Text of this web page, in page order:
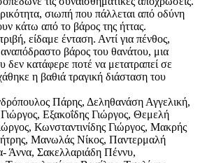
σιωπή που πάλλεται από οδύνη
κάτω από το βάρος της ήττας.
είδαμε ένταση. Αντί για πένθος,
βάρος του θανάτου, μια
δεν κατάφερε ποτέ να μετατραπεί σε
η βαθιά τραγική διάσταση του
Πάρης, Δεληθανάση Αγγελική,
Εξακοΐδης Γιώργος, Θεμελή
Κωνσταντινίδης Γιώργος, Μακρής
Μανωλάς Νίκος, Παντερμαλή
Άννα, Σακελλαριάδη Πέννυ,